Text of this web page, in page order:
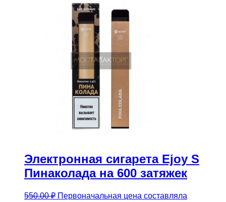
Электронная сигарета Ejoy S
Пинаколада на 600 затяжек
550.00₽ Первоначальная цена составляла